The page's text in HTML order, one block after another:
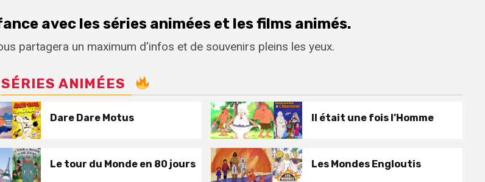
avec les séries animées et les films animés.
partagera un maximum d'infos et de souvenirs pleins les yeux.
SÉRIES ANIMÉES
Dare Dare Motus Il était une fois l’Homme
Le tour du Monde en 80 jours Les Mondes Engloutis